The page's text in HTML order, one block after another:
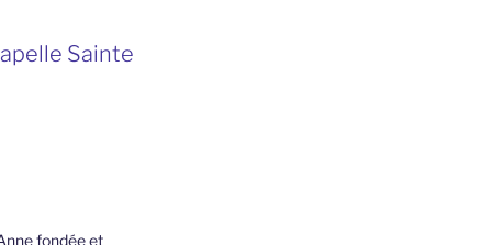
Sainte
fondée et